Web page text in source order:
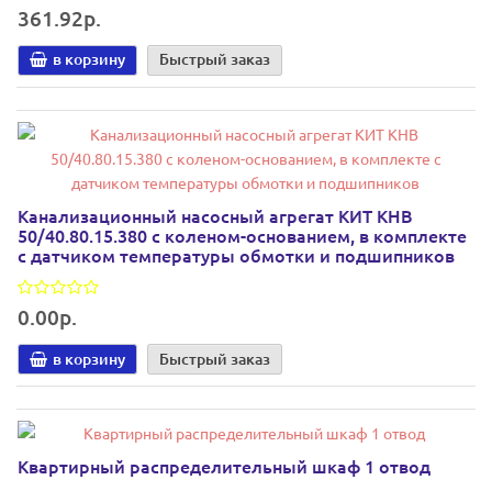
361.92р.
в корзину Быстрый заказ
Канализационный насосный агрегат КИТ КНВ
50/40.80.15.380 с коленом-основанием, в комплекте
с датчиком температуры обмотки и подшипников
0.00р.
в корзину Быстрый заказ
Квартирный распределительный шкаф 1 отвод